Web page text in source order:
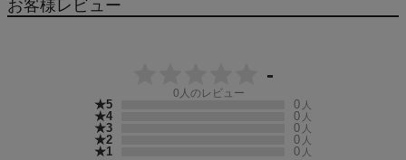
お客様レビュー
-
0 人のレビュー
★5 0 人
★4 0 人
★3 0 人
★2 0 人
★1 0 人